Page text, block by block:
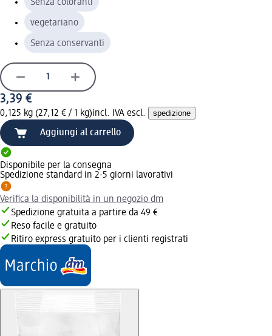
Senza coloranti
vegetariano
Senza conservanti
3,39 €
0,125 kg (27,12 € / 1 kg)incl. IVA escl. spedizione
Aggiungi al carrello
Disponibile per la consegna
Spedizione standard in 2-5 giorni lavorativi
Verifica la disponibilità in un negozio dm
Spedizione gratuita a partire da 49 €
Reso facile e gratuito
Ritiro express gratuito per i clienti registrati